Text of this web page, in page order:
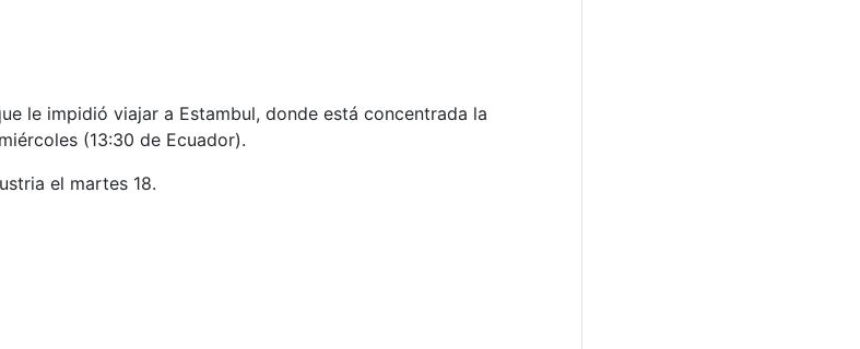
le impidió viajar a Estambul, donde está concentrada la
(13:30 de Ecuador).
el martes 18.